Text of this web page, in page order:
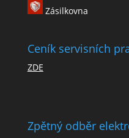
Zásilkovna
Ceník servisních
ZDE
Zpětný odběr